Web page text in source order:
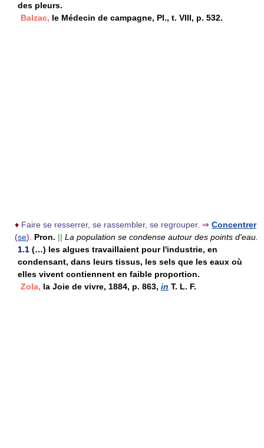
des pleurs.
Balzac, le Médecin de campagne, Pl., t. VIII, p. 532.
♦ Faire se resserrer, se rassembler, se regrouper. ⇒ Concentrer
(se). Pron. || La population se condense autour des points d'eau.
1.1 (…) les algues travaillaient pour l'industrie, en
condensant, dans leurs tissus, les sels que les eaux où
elles vivent contiennent en faible proportion.
Zola, la Joie de vivre, 1884, p. 863, in T. L. F.